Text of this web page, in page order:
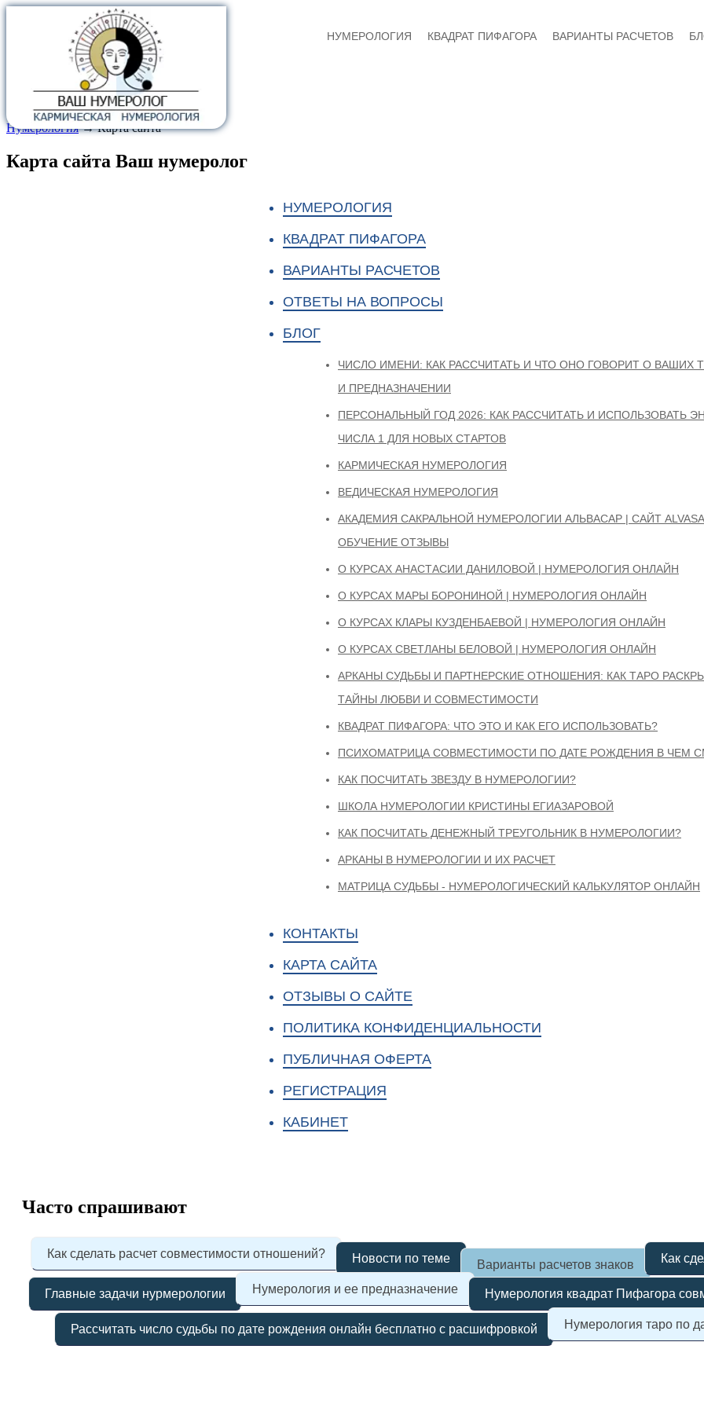
НУМЕРОЛОГИЯ КВАДРАТ ПИФАГОРА ВАРИАНТЫ РАСЧЕТОВ
Нумерология →Карта сайта
Карта сайта Ваш нумеролог
НУМЕРОЛОГИЯ
КВАДРАТ ПИФАГОРА
ВАРИАНТЫ РАСЧЕТОВ
ОТВЕТЫ НА ВОПРОСЫ
БЛОГ
ЧИСЛО ИМЕНИ: КАК РАССЧИТАТЬ И ЧТО ОНО ГОВОРИТ О ВАШИХ
И ПРЕДНАЗНАЧЕНИИ
ПЕРСОНАЛЬНЫЙ ГОД 2026: КАК РАССЧИТАТЬ И ИСПОЛЬЗОВАТЬ
ЧИСЛА 1 ДЛЯ НОВЫХ СТАРТОВ
КАРМИЧЕСКАЯ НУМЕРОЛОГИЯ
ВЕДИЧЕСКАЯ НУМЕРОЛОГИЯ
АКАДЕМИЯ САКРАЛЬНОЙ НУМЕРОЛОГИИ АЛЬВАСАР | САЙТ
ОБУЧЕНИЕ ОТЗЫВЫ
О КУРСАХ АНАСТАСИИ ДАНИЛОВОЙ | НУМЕРОЛОГИЯ ОНЛАЙН
О КУРСАХ МАРЫ БОРОНИНОЙ | НУМЕРОЛОГИЯ ОНЛАЙН
О КУРСАХ КЛАРЫ КУЗДЕНБАЕВОЙ | НУМЕРОЛОГИЯ ОНЛАЙН
О КУРСАХ СВЕТЛАНЫ БЕЛОВОЙ | НУМЕРОЛОГИЯ ОНЛАЙН
АРКАНЫ СУДЬБЫ И ПАРТНЕРСКИЕ ОТНОШЕНИЯ: КАК ТАРО
ТАЙНЫ ЛЮБВИ И СОВМЕСТИМОСТИ
КВАДРАТ ПИФАГОРА: ЧТО ЭТО И КАК ЕГО ИСПОЛЬЗОВАТЬ?
ПСИХОМАТРИЦА СОВМЕСТИМОСТИ ПО ДАТЕ РОЖДЕНИЯ В ЧЕМ
КАК ПОСЧИТАТЬ ЗВЕЗДУ В НУМЕРОЛОГИИ?
ШКОЛА НУМЕРОЛОГИИ КРИСТИНЫ ЕГИАЗАРОВОЙ
КАК ПОСЧИТАТЬ ДЕНЕЖНЫЙ ТРЕУГОЛЬНИК В НУМЕРОЛОГИИ?
АРКАНЫ В НУМЕРОЛОГИИ И ИХ РАСЧЕТ
МАТРИЦА СУДЬБЫ - НУМЕРОЛОГИЧЕСКИЙ КАЛЬКУЛЯТОР ОНЛАЙН
КОНТАКТЫ
КАРТА САЙТА
ОТЗЫВЫ О САЙТЕ
ПОЛИТИКА КОНФИДЕНЦИАЛЬНОСТИ
ПУБЛИЧНАЯ ОФЕРТА
РЕГИСТРАЦИЯ
КАБИНЕТ
Часто спрашивают
Как сделать расчет совместимости отношений? Новости по теме Варианты расчетов знаков Как
Главные задачи нурмерологии Нумерология и ее предназначение Нумерология квадрат Пифагора
Рассчитать число судьбы по дате рождения онлайн бесплатно с расшифровкой Нумерология таро по